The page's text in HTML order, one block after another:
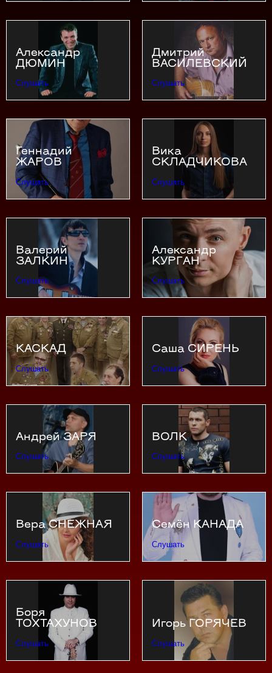
Александр
ДЮМИН
Слушать
Дмитрий
ВАСИЛЕВСКИЙ
Слушать
Геннадий
ЖАРОВ
Слушать
Вика
СКЛАДЧИКОВА
Слушать
Валерий
ЗАЛКИН
Слушать
Александр
КУРГАН
Слушать
КАСКАД
Слушать
Саша СИРЕНЬ
Слушать
Андрей ЗАРЯ
Слушать
ВОЛК
Слушать
Вера СНЕЖНАЯ
Слушать
Семён КАНАДА
Слушать
Боря
ТОХТАХУНОВ
Слушать
Игорь ГОРЯЧЕВ
Слушать